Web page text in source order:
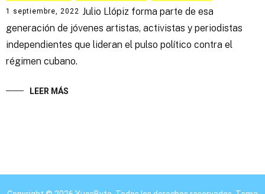
1 septiembre, 2022 Julio Llópiz forma parte de esa
generación de jóvenes artistas, activistas y periodistas
independientes que lideran el pulso político contra el
régimen cubano.
LEER MÁS